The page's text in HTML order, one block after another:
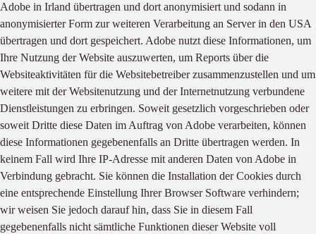
Adobe in Irland übertragen und dort anonymisiert und sodann in
anonymisierter Form zur weiteren Verarbeitung an Server in den USA
übertragen und dort gespeichert. Adobe nutzt diese Informationen, um
Ihre Nutzung der Website auszuwerten, um Reports über die
Websiteaktivitäten für die Websitebetreiber zusammenzustellen und um
weitere mit der Websitenutzung und der Internetnutzung verbundene
Dienstleistungen zu erbringen. Soweit gesetzlich vorgeschrieben oder
soweit Dritte diese Daten im Auftrag von Adobe verarbeiten, können
diese Informationen gegebenenfalls an Dritte übertragen werden. In
keinem Fall wird Ihre IP-Adresse mit anderen Daten von Adobe in
Verbindung gebracht. Sie können die Installation der Cookies durch
eine entsprechende Einstellung Ihrer Browser Software verhindern;
wir weisen Sie jedoch darauf hin, dass Sie in diesem Fall
gegebenenfalls nicht sämtliche Funktionen dieser Website voll